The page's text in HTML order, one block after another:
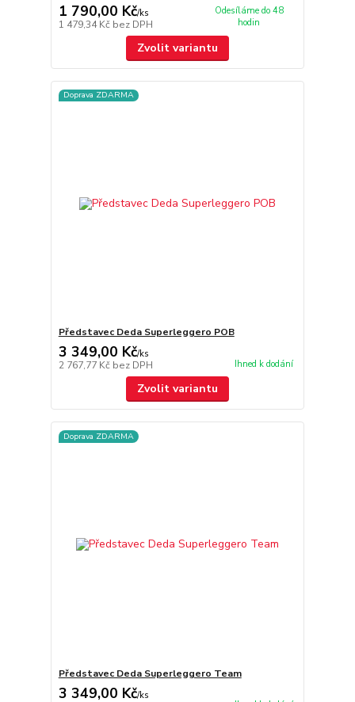
1 790,00 Kč/ks
1 479,34 Kč bez DPH
Odesíláme do 48
hodin
Zvolit variantu
Doprava ZDARMA
Představec Deda Superleggero POB
3 349,00 Kč/ks
2 767,77 Kč bez DPH Ihned k dodání
Zvolit variantu
Doprava ZDARMA
Představec Deda Superleggero Team
3 349,00 Kč/ks